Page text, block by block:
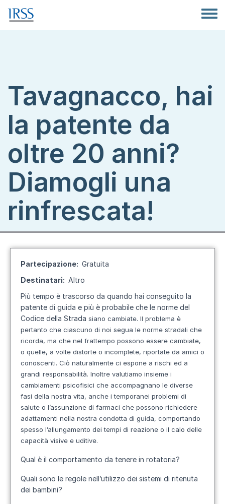
Tavagnacco, hai
la patente da
oltre 20 anni?
Diamogli una
rinfrescata!
Partecipazione
Gratuita
Destinatari
Altro
Più tempo è trascorso da quando hai conseguito la
patente di guida e più è probabile che le norme del
Codice della Strada siano cambiate. Il problema è
pertanto che ciascuno di noi segua le norme stradali che
ricorda, ma che nel frattempo possono essere cambiate,
o quelle, a volte distorte o incomplete, riportate da amici o
conoscenti. Ciò naturalmente ci espone a rischi ed a
grandi responsabilità. Inoltre valutiamo insieme i
cambiamenti psicofisici che accompagnano le diverse
fasi della nostra vita, anche i temporanei problemi di
salute o l’assunzione di farmaci che possono richiedere
adattamenti nella nostra condotta di guida, comportando
spesso l’allungamento dei tempi di reazione o il calo delle
capacità visive e uditive.
Qual è il comportamento da tenere in rotatoria?
Quali sono le regole nell’utilizzo dei sistemi di ritenuta
dei bambini?